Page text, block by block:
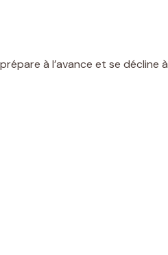
à l’avance et se décline à